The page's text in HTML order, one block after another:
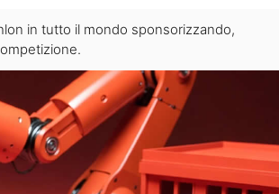
in tutto il mondo sponsorizzando,